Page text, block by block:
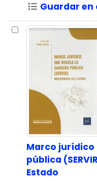
Guardar
Marco jurídico
pública
Estado